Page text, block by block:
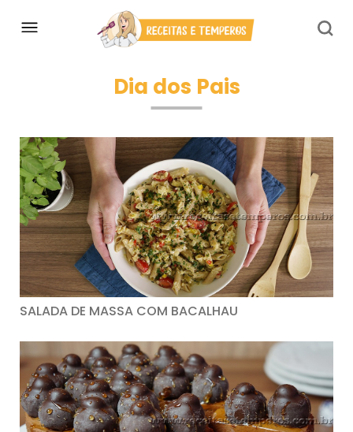
Dia dos Pais
SALADA DE MASSA COM BACALHAU